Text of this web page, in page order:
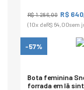
R$1.286,00 R$ 640
(10x deR$ 64,00sem
-57%
Bota feminina
forrada em lã